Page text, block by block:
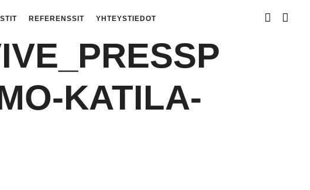
REFERENSSIT YHTEYSTIEDOT
KATILA-